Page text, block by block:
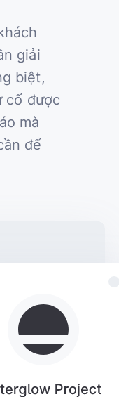
giải
biệt,
cố được
mà
để